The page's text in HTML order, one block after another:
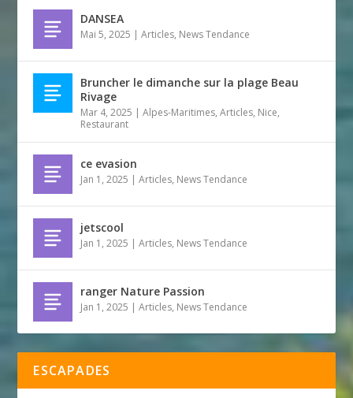
DANSEA
Mai 5, 2025 |Articles, News Tendance
Bruncher le dimanche sur la plage Beau
Rivage
Mar 4, 2025 |Alpes-Maritimes,Articles, Nice,
Restaurant
ce evasion
Jan 1, 2025 |Articles, News Tendance
jetscool
Jan 1, 2025 |Articles, News Tendance
ranger Nature Passion
Jan 1, 2025 |Articles, News Tendance
ESCAPADES